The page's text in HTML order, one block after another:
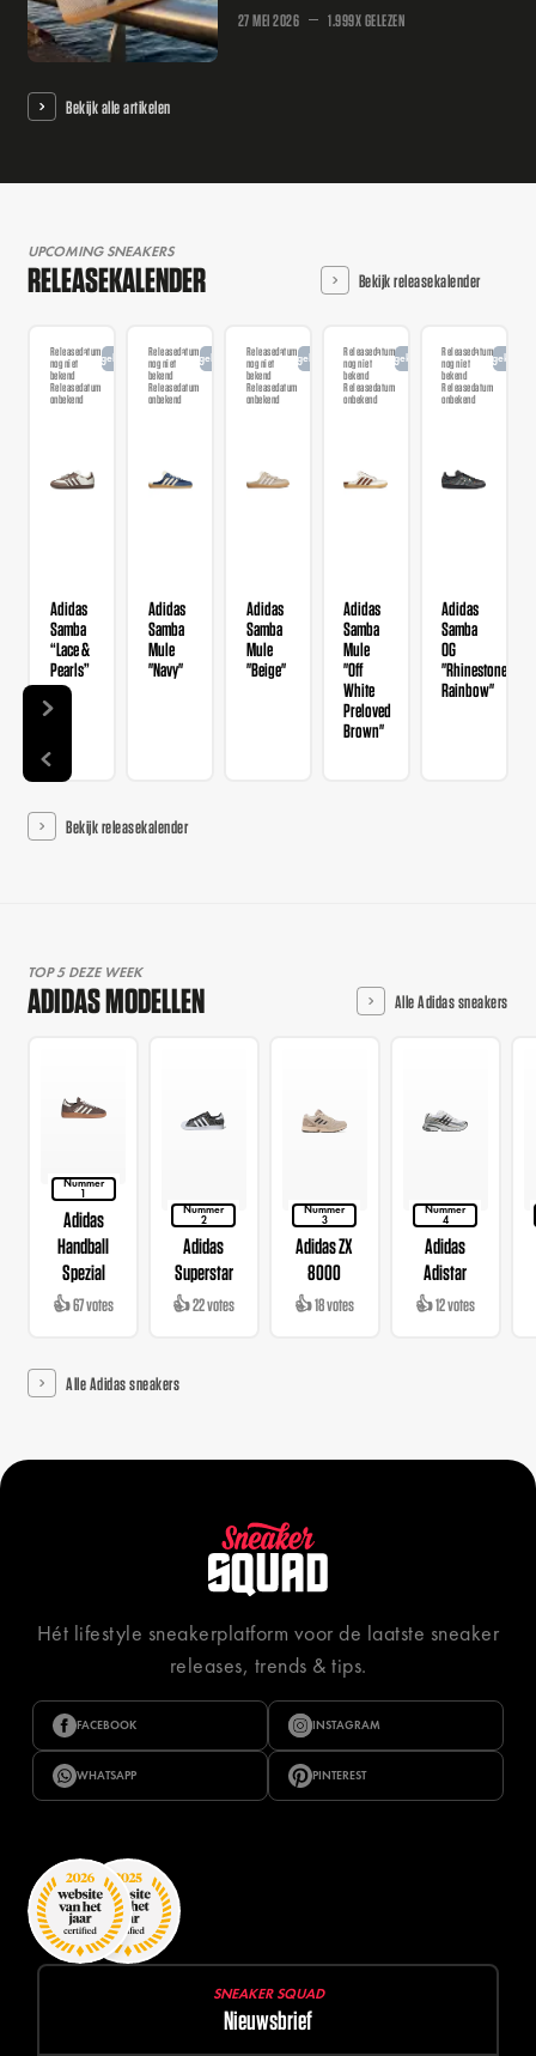
27 MEI 2026 1.999X GELEZEN
Bekijk alle artikelen
UPCOMING SNEAKERS
RELEASEKALENDER Bekijk releasekalender
Releasedatum
nog niet
bekend
Releasedatum
onbekend
Aangekondigd
Adidas
Samba
“Lace &
Pearls”
Releasedatum
nog niet
bekend
Releasedatum
onbekend
Aangekondigd
Adidas
Samba
Mule
"Navy"
Releasedatum
nog niet
bekend
Releasedatum
onbekend
Aangekondigd
Adidas
Samba
Mule
"Beige"
Releasedatum
nog niet
bekend
Releasedatum
onbekend
Aangekondigd
Adidas
Samba
Mule
"Off
White
Preloved
Brown"
Releasedatum
nog niet
bekend
Releasedatum
onbekend
Adidas
Samba
OG
"Rhinestone
Rainbow"
Bekijk releasekalender
TOP 5 DEZE WEEK
ADIDAS MODELLEN Alle Adidas sneakers
Nummer
1
Adidas
Handball
Spezial
👍 67 votes
Nummer
2
Adidas
Superstar
👍 22 votes
Nummer
3
Adidas ZX
8000
👍 18 votes
Nummer
4
Adidas
Adistar
👍 12 votes
Alle Adidas sneakers
Hét lifestyle sneakerplatform voor de laatste sneaker
releases, trends & tips.
FACEBOOK INSTAGRAM
WHATSAPP PINTEREST
SNEAKER SQUAD
Nieuwsbrief